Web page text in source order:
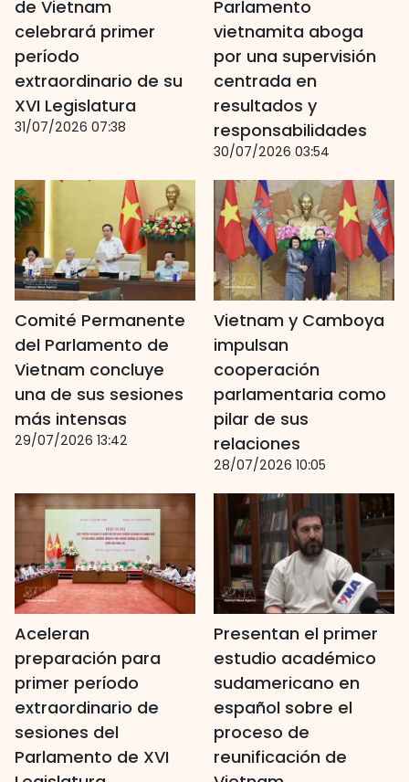
de Vietnam
celebrará primer
período
extraordinario de su
XVI Legislatura
31/07/2026 07:38
Parlamento
vietnamita aboga
por una supervisión
centrada en
resultados y
responsabilidades
30/07/2026 03:54
Comité Permanente
del Parlamento de
Vietnam concluye
una de sus sesiones
más intensas
29/07/2026 13:42
Vietnam y Camboya
impulsan
cooperación
parlamentaria como
pilar de sus
relaciones
28/07/2026 10:05
Aceleran
preparación para
primer período
extraordinario de
sesiones del
Parlamento de XVI
Presentan el primer
estudio académico
sudamericano en
español sobre el
proceso de
reunificación de